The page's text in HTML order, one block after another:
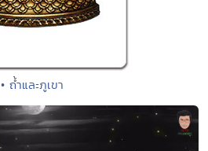
• ถ้ำและภูเขา